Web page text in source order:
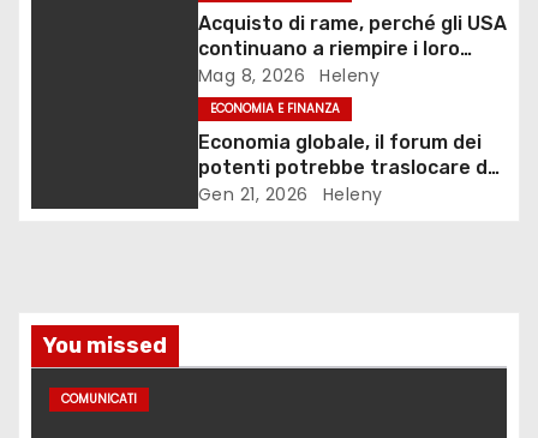
c
i
Acquisto di rame, perché gli USA
continuano a riempire i loro
magazzini?
Mag 8, 2026 Heleny
ECONOMIA E FINANZA
Economia globale, il forum dei
potenti potrebbe traslocare da
Davos
Gen 21, 2026 Heleny
You missed
COMUNICATI